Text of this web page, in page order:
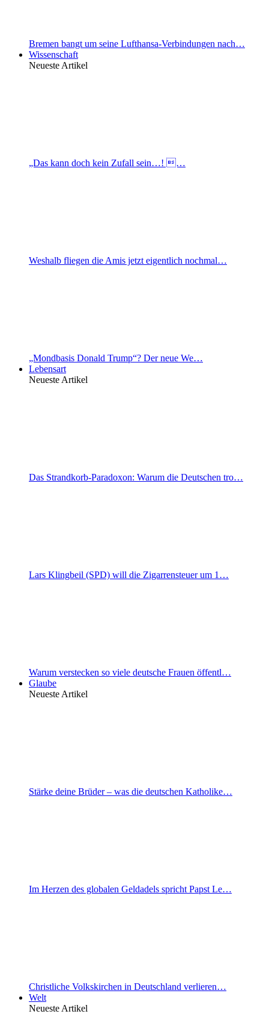
Bremen bangt um seine Lufthansa-Verbindungen nach…
Wissenschaft
Neueste Artikel
„Das kann doch kein Zufall sein…! …
Weshalb fliegen die Amis jetzt eigentlich nochmal…
„Mondbasis Donald Trump“? Der neue We…
Lebensart
Neueste Artikel
Das Strandkorb-Paradoxon: Warum die Deutschen tro…
Lars Klingbeil (SPD) will die Zigarrensteuer um 1…
Warum verstecken so viele deutsche Frauen öffentl…
Glaube
Neueste Artikel
Stärke deine Brüder – was die deutschen Katholike…
Im Herzen des globalen Geldadels spricht Papst Le…
Christliche Volkskirchen in Deutschland verlieren…
Welt
Neueste Artikel